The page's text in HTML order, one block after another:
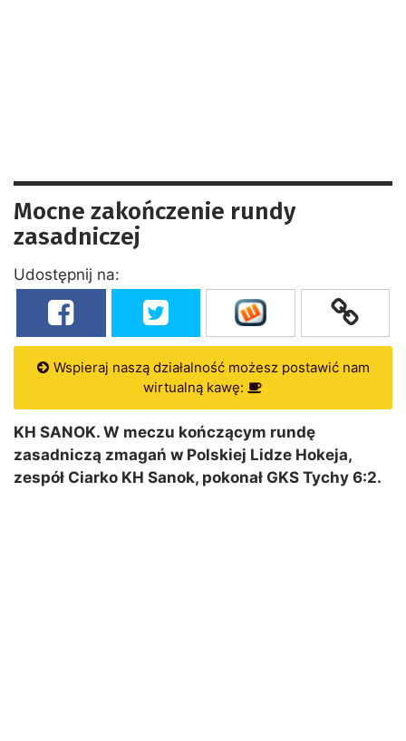
Mocne zakończenie rundy
zasadniczej
Udostępnij na:
Wspieraj naszą działalność możesz postawić nam
wirtualną kawę:
KH SANOK. W meczu kończącym rundę
zasadniczą zmagań w Polskiej Lidze Hokeja,
zespół Ciarko KH Sanok, pokonał GKS Tychy 6:2.